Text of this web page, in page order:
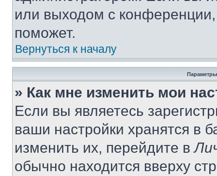
или выходом с
поможет.
Вернуться к началу
Параметры
» Как мне изменить мои
Если вы являетесь
ваши настройки хранятся в
изменить их, перейдите в
обычно находится вверху